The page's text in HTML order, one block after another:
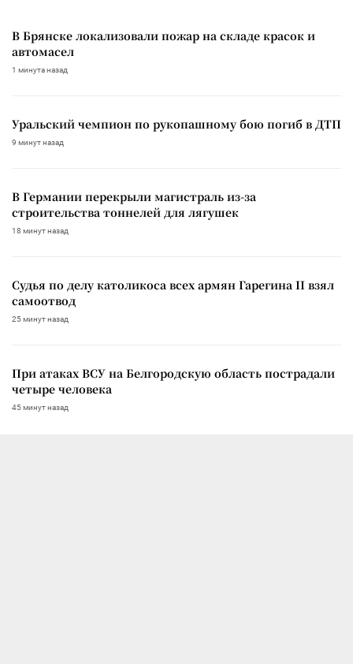
В Брянске локализовали пожар на складе красок и
автомасел
1 минута назад
Уральский чемпион по рукопашному бою погиб в ДТП
9 минут назад
В Германии перекрыли магистраль из-за
строительства тоннелей для лягушек
18 минут назад
Судья по делу католикоса всех армян Гарегина II взял
самоотвод
25 минут назад
При атаках ВСУ на Белгородскую область пострадали
четыре человека
45 минут назад